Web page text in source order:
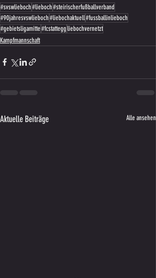
#svswlieboch#lieboch#steirischerfußballverband
#90jahresvswlieboch#liebochaktuell#fussballinlieboch
#gebietsligamitte#fcstatteggliebochvernetzt
Kampfmannschaft
Aktuelle Beiträge Alle ansehen